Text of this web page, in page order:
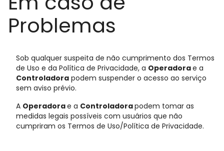
Problemas
Sob qualquer suspeita de não cumprimento dos Termos
de Uso e da Política de Privacidade, a Operadorae a
Controladora podem suspender o acesso ao serviço
sem aviso prévio.
A Operadorae a Controladorapodem tomar as
medidas legais possíveis com usuários que não
cumpriram os Termos de Uso/Política de Privacidade.